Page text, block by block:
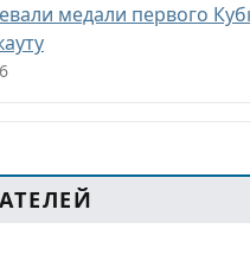
медали первого